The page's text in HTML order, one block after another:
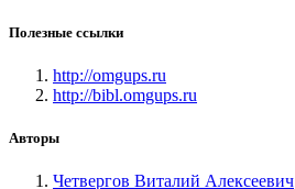
Полезные ссылки
http://omgups.ru
http://bibl.omgups.ru
Авторы
Четвергов Виталий Алексеевич